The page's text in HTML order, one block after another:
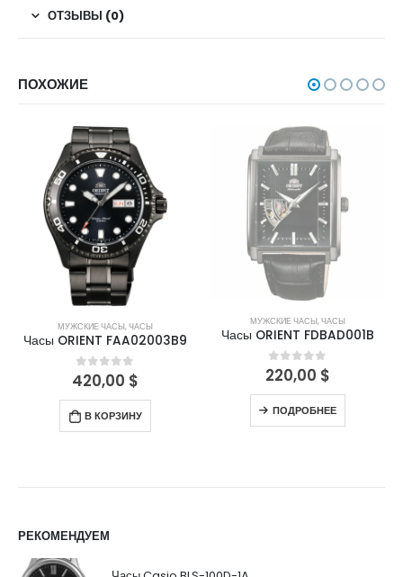
ОТЗЫВЫ (0)
ПОХОЖИЕ
МУЖСКИЕ ЧАСЫ,ЧАСЫ
Часы ORIENT FAA02003B9
0out of 5
420,00 $
В КОРЗИНУ
НЕТ В НАЛИЧИИ
МУЖСКИЕ ЧАСЫ,ЧАСЫ
Часы ORIENT FDBAD001B
0out of 5
220,00 $
ПОДРОБНЕЕ
РЕКОМЕНДУЕМ